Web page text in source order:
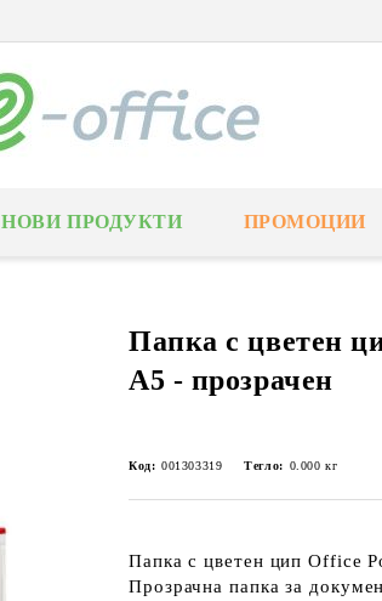
НОВИ ПРОДУКТИ ПРОМОЦИИ
Папка с цветен
А5 - прозрачен
Код: 001303319 Тегло: 0.000 кг
Папка с цветен цип Office
Прозрачна папка за